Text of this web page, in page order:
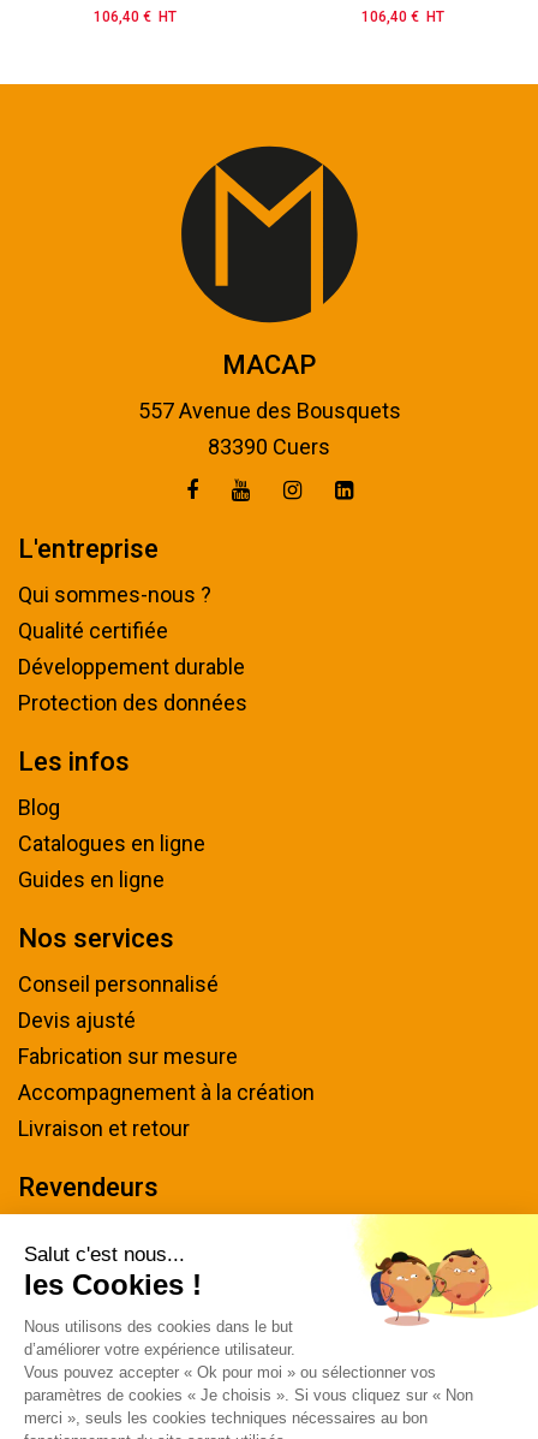
Prix
106,40 € HT Prix
106,40 € HT
MACAP
557 Avenue des Bousquets
83390 Cuers
L'entreprise
Qui sommes-nous ?
Qualité certifiée
Développement durable
Protection des données
Les infos
Blog
Catalogues en ligne
Guides en ligne
Nos services
Conseil personnalisé
Devis ajusté
Fabrication sur mesure
Accompagnement à la création
Livraison et retour
Revendeurs
Nous contacter
Tel : 04 94 48 50 57
Écrivez-nous
Horaires & plan d'accès
Salut c'est nous...
les Cookies !
Nous utilisons des cookies dans le but
d’améliorer votre expérience utilisateur.
Vous pouvez accepter « Ok pour moi » ou sélectionner vos
paramètres de cookies « Je choisis ». Si vous cliquez sur « Non
merci », seuls les cookies techniques nécessaires au bon